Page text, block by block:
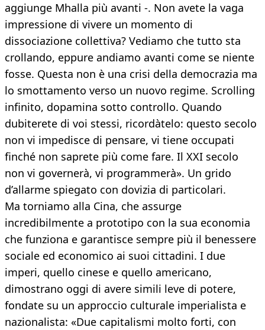
aggiunge Mhalla più avanti -. Non avete la vaga
impressione di vivere un momento di
dissociazione collettiva? Vediamo che tutto sta
crollando, eppure andiamo avanti come se niente
fosse. Questa non è una crisi della democrazia ma
lo smottamento verso un nuovo regime. Scrolling
infinito, dopamina sotto controllo. Quando
dubiterete di voi stessi, ricordàtelo: questo secolo
non vi impedisce di pensare, vi tiene occupati
finché non saprete più come fare. Il XXI secolo
non vi governerà, vi programmerà». Un grido
d’allarme spiegato con dovizia di particolari.
Ma torniamo alla Cina, che assurge
incredibilmente a prototipo con la sua economia
che funziona e garantisce sempre più il benessere
sociale ed economico ai suoi cittadini. I due
imperi, quello cinese e quello americano,
dimostrano oggi di avere simili leve di potere,
fondate su un approccio culturale imperialista e
nazionalista: «Due capitalismi molto forti, con